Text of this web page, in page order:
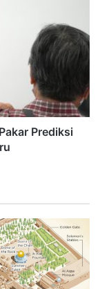
Prediksi